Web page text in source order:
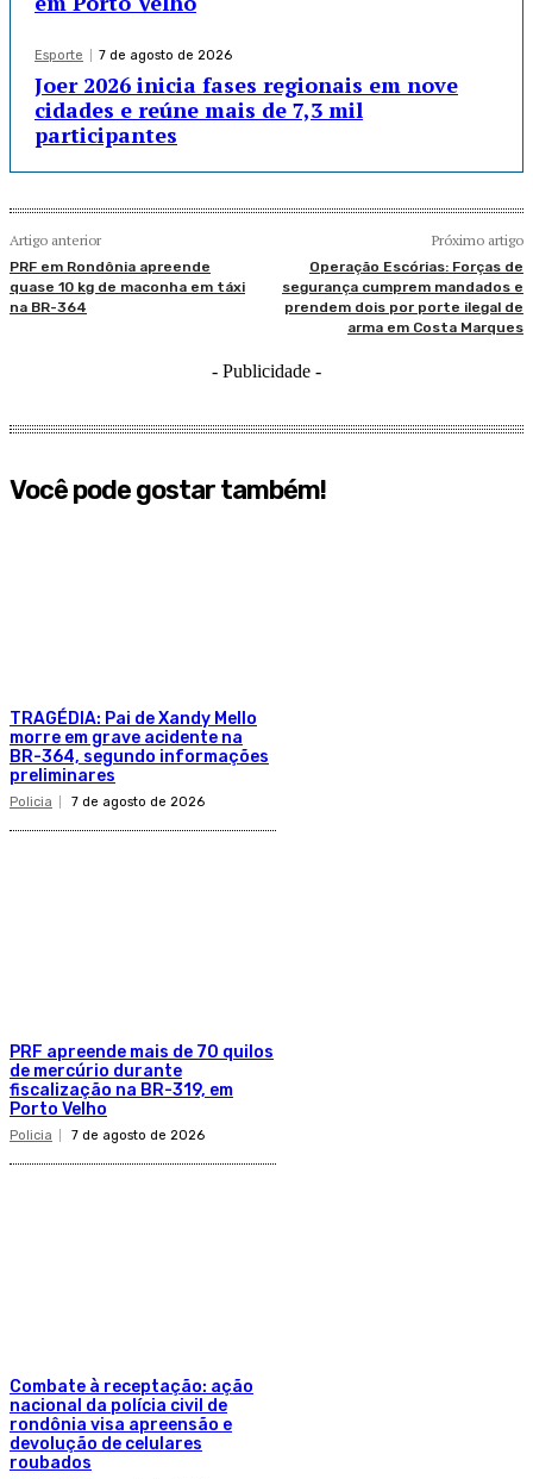
Esporte 7 de agosto de 2026
Joer 2026 inicia fases regionais em nove
cidades e reúne mais de 7,3 mil
participantes
Artigo anterior
PRF em Rondônia apreende
quase 10 kg de maconha em táxi
na BR-364
Próximo artigo
Operação Escórias: Forças de
segurança cumprem mandados e
prendem dois por porte ilegal de
arma em Costa Marques
- Publicidade -
Você pode gostar também!
TRAGÉDIA: Pai de Xandy Mello
morre em grave acidente na
BR-364, segundo informações
preliminares
Policia 7 de agosto de 2026
PRF apreende mais de 70 quilos
de mercúrio durante
fiscalização na BR-319, em
Porto Velho
Policia 7 de agosto de 2026
Combate à receptação: ação
nacional da polícia civil de
rondônia visa apreensão e
devolução de celulares
roubados